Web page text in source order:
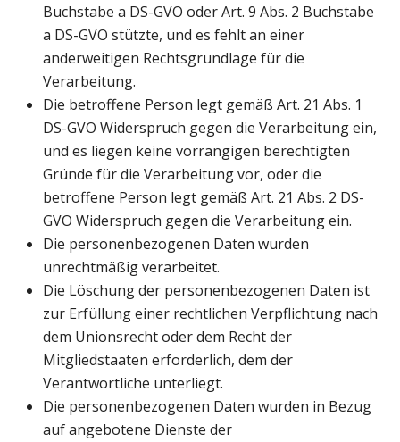
Buchstabe a DS-GVO oder Art. 9 Abs. 2 Buchstabe
a DS-GVO stützte, und es fehlt an einer
anderweitigen Rechtsgrundlage für die
Verarbeitung.
Die betroffene Person legt gemäß Art. 21 Abs. 1
DS-GVO Widerspruch gegen die Verarbeitung ein,
und es liegen keine vorrangigen berechtigten
Gründe für die Verarbeitung vor, oder die
betroffene Person legt gemäß Art. 21 Abs. 2 DS-
GVO Widerspruch gegen die Verarbeitung ein.
Die personenbezogenen Daten wurden
unrechtmäßig verarbeitet.
Die Löschung der personenbezogenen Daten ist
zur Erfüllung einer rechtlichen Verpflichtung nach
dem Unionsrecht oder dem Recht der
Mitgliedstaaten erforderlich, dem der
Verantwortliche unterliegt.
Die personenbezogenen Daten wurden in Bezug
auf angebotene Dienste der